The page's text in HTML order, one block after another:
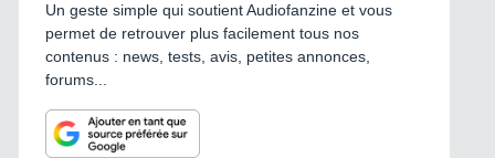
Un geste simple qui soutient Audiofanzine et vous
permet de retrouver plus facilement tous nos
contenus : news, tests, avis, petites annonces,
forums...